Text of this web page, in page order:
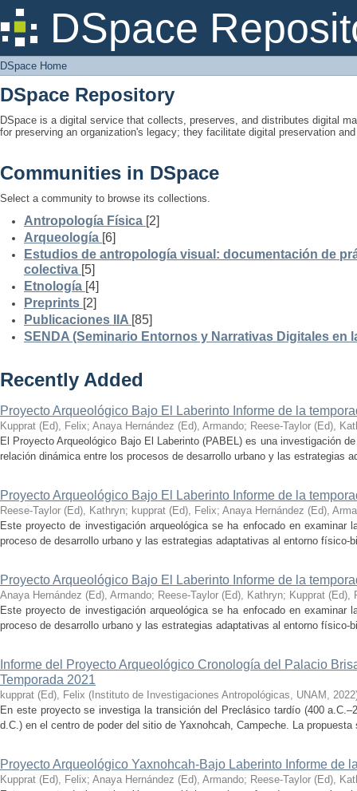
DSpace
DSpace Home
DSpace Home
DSpace Repository
DSpace is a digital service that collects, preserves, and distributes digital
for preserving an organization's legacy; they facilitate digital preservation
Communities in DSpace
Select a community to browse its collections.
Antropología Física [2]
Arqueología [6]
Estudios de antropología visual: documentación de
colectiva [5]
Etnología [4]
Preprints [2]
Publicaciones IIA [85]
SENDA (Seminario Entornos y Narrativas Digitales en
Recently Added
Proyecto Arqueológico Bajo El Laberinto Informe de la
Kupprat (Ed), Felix; Anaya Hernández (Ed), Armando; Reese-Taylor (Ed),
El Proyecto Arqueológico Bajo El Laberinto (PABEL) es una investigación
relación dinámica entre los procesos de desarrollo urbano y las estrategias
Proyecto Arqueológico Bajo El Laberinto Informe de la
Reese-Taylor (Ed), Kathryn; kupprat (Ed), Felix; Anaya Hernández (Ed),
Este proyecto de investigación arqueológica se ha enfocado en examinar
proceso de desarrollo urbano y las estrategias adaptativas al entorno físico-
Proyecto Arqueológico Bajo El Laberinto Informe de la
Anaya Hernández (Ed), Armando; Reese-Taylor (Ed), Kathryn; Kupprat (Ed),
Este proyecto de investigación arqueológica se ha enfocado en examinar
proceso de desarrollo urbano y las estrategias adaptativas al entorno físico-
Informe del Proyecto Arqueológico Cronología del Palacio
Temporada 2021
kupprat (Ed), Felix ( Instituto de Investigaciones Antropológicas, UNAM , 2022
En este proyecto se investiga la transición del Preclásico tardío (400
d.C.) en el centro de poder del sitio de Yaxnohcah, Campeche. La
Proyecto Arqueológico Yaxnohcah-Bajo Laberinto Informe de
Kupprat (Ed), Felix; Anaya Hernández (Ed), Armando; Reese-Taylor (Ed),